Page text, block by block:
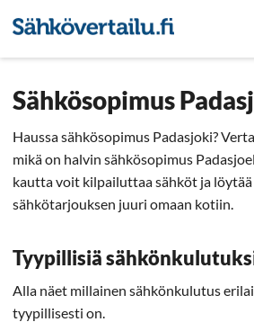
Sähkösopimus
Haussa sähkösopimus Padasjoki?
mikä on halvin sähkösopimus
kautta voit kilpailuttaa sähköt ja löytää
sähkötarjouksen juuri omaan kotiin.
Tyypillisiä
Alla näet millainen sähkönkulutus
tyypillisesti on.